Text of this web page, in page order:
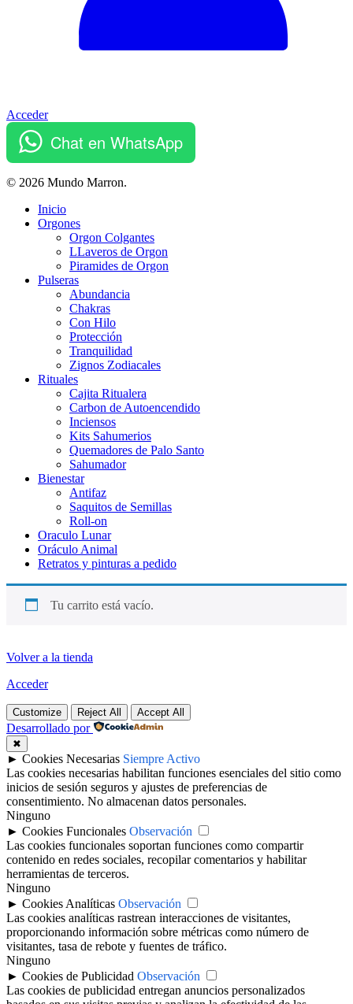
Acceder
Chat en WhatsApp
© 2026 Mundo Marron.
Close
Menu
Inicio
Orgones
Orgon Colgantes
LLaveros de Orgon
Piramides de Orgon
Pulseras
Abundancia
Chakras
Con Hilo
Protección
Tranquilidad
Zignos Zodiacales
Rituales
Cajita Ritualera
Carbon de Autoencendido
Inciensos
Kits Sahumerios
Quemadores de Palo Santo
Sahumador
Bienestar
Antifaz
Saquitos de Semillas
Roll-on
Oraculo Lunar
Oráculo Animal
Retratos y pinturas a pedido
Tu carrito está vacío.
Volver a la tienda
Acceder
Customize Reject All Accept All
Desarrollado por
✖
► Cookies Necesarias Siempre Activo
Las cookies necesarias habilitan funciones esenciales del sitio como
inicios de sesión seguros y ajustes de preferencias de
consentimiento. No almacenan datos personales.
Ninguno
► Cookies Funcionales Observación
Las cookies funcionales soportan funciones como compartir
contenido en redes sociales, recopilar comentarios y habilitar
herramientas de terceros.
Ninguno
► Cookies Analíticas Observación
Las cookies analíticas rastrean interacciones de visitantes,
proporcionando información sobre métricas como número de
visitantes, tasa de rebote y fuentes de tráfico.
Ninguno
► Cookies de Publicidad Observación
Las cookies de publicidad entregan anuncios personalizados